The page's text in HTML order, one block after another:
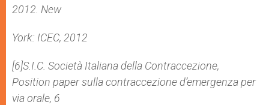
2012. New
York: ICEC, 2012
[6]S.I.C. Società Italiana della Contraccezione,
Position paper sulla contraccezione d’emergenza per
via orale, 6